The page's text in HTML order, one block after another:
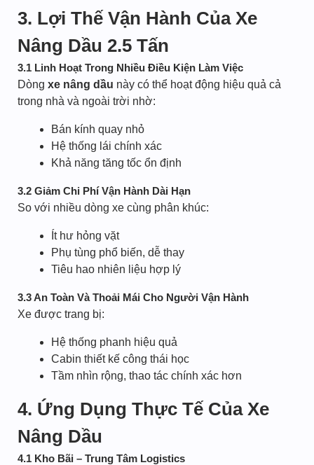
3. Lợi Thế Vận Hành Của Xe
Nâng Dầu 2.5 Tấn
3.1 Linh Hoạt Trong Nhiều Điều Kiện Làm Việc
Dòng xe nâng dầu này có thể hoạt động hiệu quả cả
trong nhà và ngoài trời nhờ:
Bán kính quay nhỏ
Hệ thống lái chính xác
Khả năng tăng tốc ổn định
3.2 Giảm Chi Phí Vận Hành Dài Hạn
So với nhiều dòng xe cùng phân khúc:
Ít hư hỏng vặt
Phụ tùng phổ biến, dễ thay
Tiêu hao nhiên liệu hợp lý
3.3 An Toàn Và Thoải Mái Cho Người Vận Hành
Xe được trang bị:
Hệ thống phanh hiệu quả
Cabin thiết kế công thái học
Tầm nhìn rộng, thao tác chính xác hơn
4. Ứng Dụng Thực Tế Của Xe
Nâng Dầu
4.1 Kho Bãi – Trung Tâm Logistics